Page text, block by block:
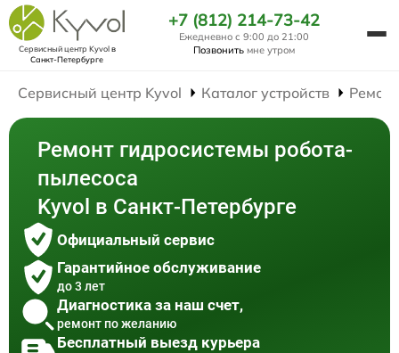
Сервисный центр Kyvolв
Санкт-Петербурге
+7 (812) 214-73-42
Ежедневно с 9:00 до 21:00
Позвонить мне утром
Сервисный центр Kyvol Каталог устройств
Ремонт гидросистемы робота-
пылесоса
Kyvol в Санкт-Петербурге
Официальный сервис
Гарантийное обслуживание
до 3 лет
Диагностика за наш счет,
ремонт по желанию
Бесплатный выезд курьера